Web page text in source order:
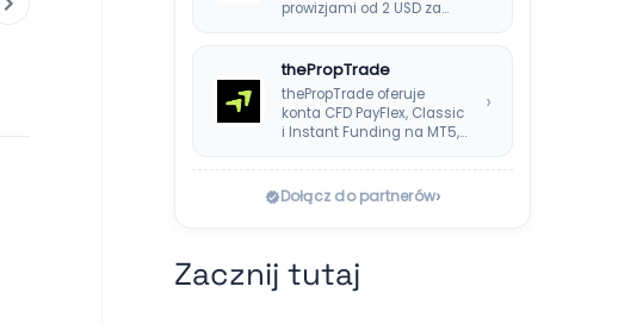
prowizjami od 2 USD za…
thePropTrade
thePropTrade oferuje
konta CFD PayFlex, Classic
i Instant Funding na MT5,
›
Dołącz do partnerów›
Zacznij tutaj